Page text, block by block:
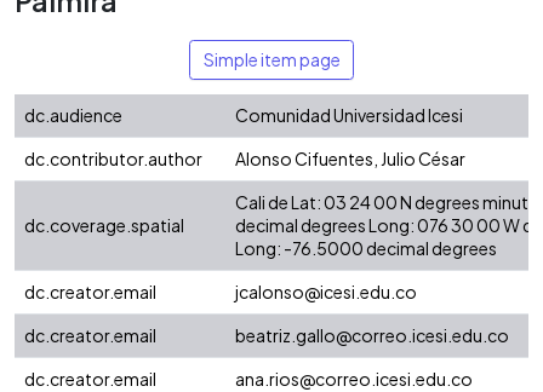
Simple item page
dc.audience
Comunidad Universidad Icesi
dc.contributor.author
Alonso Cifuentes, Julio César
dc.coverage.spatial
Cali de Lat: 03 24 00 N degrees
decimal degrees Long: 076 30 00 W
Long: -76.5000 decimal degrees
dc.creator.email
jcalonso@icesi.edu.co
dc.creator.email
beatriz.gallo@correo.icesi.edu.co
dc.creator.email
ana.rios@correo.icesi.edu.co